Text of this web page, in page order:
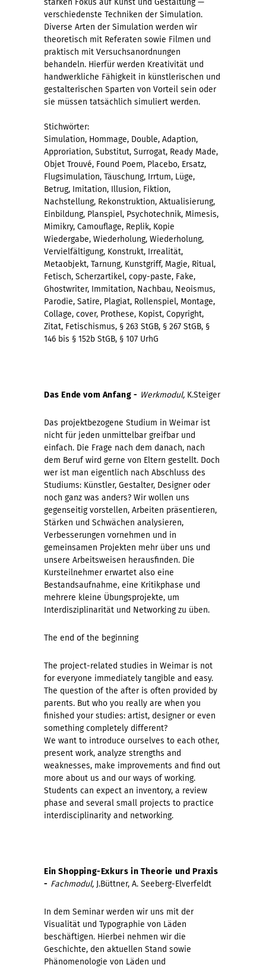
verschiedenste Techniken der Simulation.
Diverse Arten der Simulation werden wir
theoretisch mit Referaten sowie Filmen und
praktisch mit Versuchsanordnungen
behandeln. Hierfür werden Kreativität und
handwerkliche Fähigkeit in künstlerischen und
gestalterischen Sparten von Vorteil sein oder
sie müssen tatsächlich simuliert werden.
Stichwörter:
Simulation, Hommage, Double, Adaption,
Approriation, Substitut, Surrogat, Ready Made,
Objet Trouvé, Found Poem, Placebo, Ersatz,
Flugsimulation, Täuschung, Irrtum, Lüge,
Betrug, Imitation, Illusion, Fiktion,
Nachstellung, Rekonstruktion, Aktualisierung,
Einbildung, Planspiel, Psychotechnik, Mimesis,
Mimikry, Camouflage, Replik, Kopie
Wiedergabe, Wiederholung, Wiederholung,
Vervielfältigung, Konstrukt, Irrealität,
Metaobjekt, Tarnung, Kunstgriff, Magie, Ritual,
Fetisch, Scherzartikel, copy-paste, Fake,
Ghostwriter, Immitation, Nachbau, Neoismus,
Parodie, Satire, Plagiat, Rollenspiel, Montage,
Collage, cover, Prothese, Kopist, Copyright,
Zitat, Fetischismus, § 263 StGB, § 267 StGB, §
146 bis § 152b StGB, § 107 UrhG
Das Ende vom Anfang - Werkmodul, K.Steiger
Das projektbezogene Studium in Weimar ist
nicht für jeden unmittelbar greifbar und
einfach. Die Frage nach dem danach, nach
dem Beruf wird gerne von Eltern gestellt. Doch
wer ist man eigentlich nach Abschluss des
Studiums: Künstler, Gestalter, Designer oder
noch ganz was anders? Wir wollen uns
gegenseitig vorstellen, Arbeiten präsentieren,
Stärken und Schwächen analysieren,
Verbesserungen vornehmen und in
gemeinsamen Projekten mehr über uns und
unsere Arbeitsweisen herausfinden. Die
Kursteilnehmer erwartet also eine
Bestandsaufnahme, eine Kritikphase und
mehrere kleine Übungsprojekte, um
Interdisziplinarität und Networking zu üben.
The end of the beginning
The project-related studies in Weimar is not
for everyone immediately tangible and easy.
The question of the after is often provided by
parents. But who you really are when you
finished your studies: artist, designer or even
something completely different?
We want to introduce ourselves to each other,
present work, analyze strengths and
weaknesses, make improvements and find out
more about us and our ways of working.
Students can expect an inventory, a review
phase and several small projects to practice
interdisciplinarity and networking.
Ein Shopping-Exkurs in Theorie und Praxis
- Fachmodul, J.Büttner, A. Seeberg-Elverfeldt
In dem Seminar werden wir uns mit der
Visualität und Typographie von Läden
beschäftigen. Hierbei nehmen wir die
Geschichte, den aktuellen Stand sowie
Phänomenologie von Läden und